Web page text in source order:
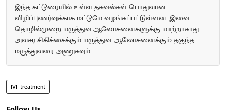
இந்த கட்டுரையில் உள்ள தகவல்கள் பொதுவான
விழிப்புணர்வுக்காக மட்டுமே வழங்கப்பட்டுள்ளன. இவை
தொழில்முறை மருத்துவ ஆலோசனைகளுக்கு மாற்றாகாது.
அவசர சிகிச்சைக்கும் மருத்துவ ஆலோசனைக்கும் தகுந்த
மருத்துவரை அணுகவும்.
IVF treatment